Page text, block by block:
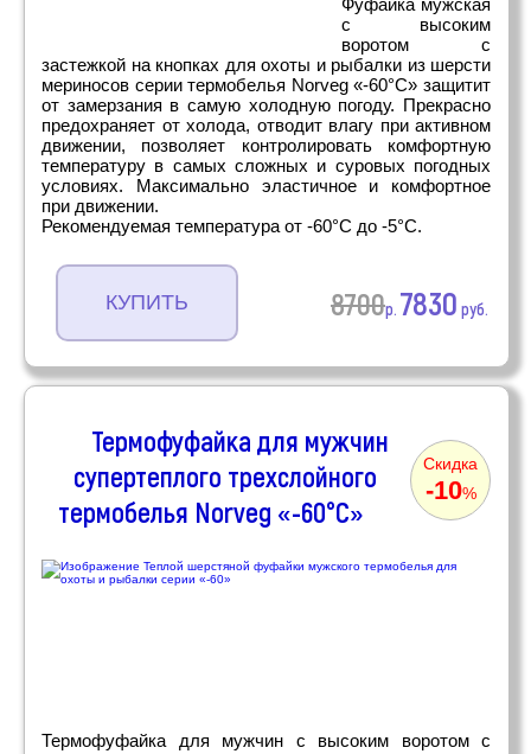
с высоким
воротом с
застежкой на кнопках для охоты и рыбалки из шерсти
мериносов серии термобелья Norveg «-60°C» защитит
от замерзания в самую холодную погоду. Прекрасно
предохраняет от холода, отводит влагу при активном
движении, позволяет контролировать комфортную
температуру в самых сложных и суровых погодных
условиях. Максимально эластичное и комфортное
при движении.
Рекомендуемая температура от -60°C до -5°C.
КУПИТЬ 8700р. 7830 руб.
Термофуфайка для мужчин
супертеплого трехслойного
термобелья Norveg «-60°C»
Скидка
-10%
Термофуфайка для мужчин с высоким воротом с